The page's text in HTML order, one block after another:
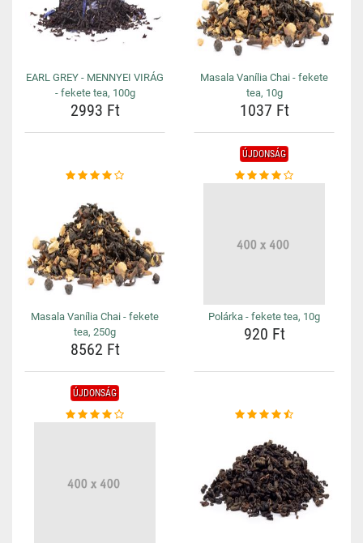
EARL GREY - MENNYEI VIRÁG
- fekete tea, 100g
2993 Ft
Masala Vanília Chai - fekete
tea, 10g
1037 Ft
Masala Vanília Chai - fekete
tea, 250g
8562 Ft
ÚJDONSÁG
Polárka - fekete tea, 10g
920 Ft
ÚJDONSÁG